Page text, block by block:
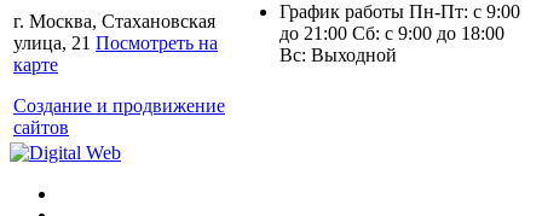
г. Москва, Стахановская
улица, 21 Посмотреть на
карте
Создание и продвижение
сайтов
График работы Пн-Пт: с 9:00
до 21:00 Сб: с 9:00 до 18:00
Вс: Выходной